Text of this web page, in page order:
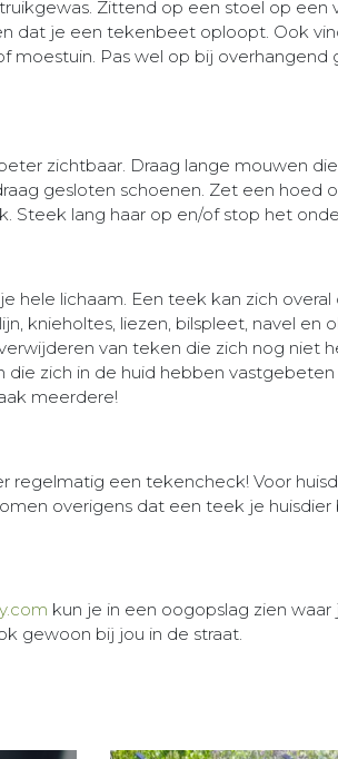
Zittend op een stoel op een
dat je een tekenbeet oploopt. Ook
Pas wel op bij overhangend
zichtbaar. Draag lange mouwen
gesloten schoenen. Zet een hoed
Steek lang haar op en/of stop het
hele lichaam. Een teek kan zich overal
knieholtes, liezen, bilspleet, navel en
van teken die zich nog niet
zich in de huid hebben
meerdere!
een tekencheck! Voor
overigens dat een teek je huisdier
kun je in een oogopslag zien
gewoon bij jou in de straat.